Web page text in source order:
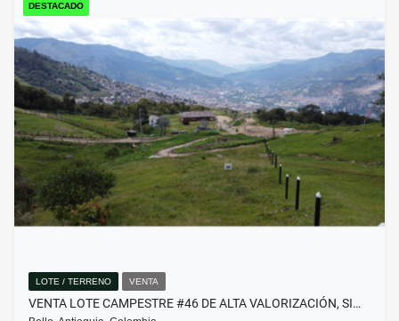
DESTACADO
LOTE / TERRENO VENTA
VENTA LOTE CAMPESTRE #46 DE ALTA VALORIZACIÓN, SI…